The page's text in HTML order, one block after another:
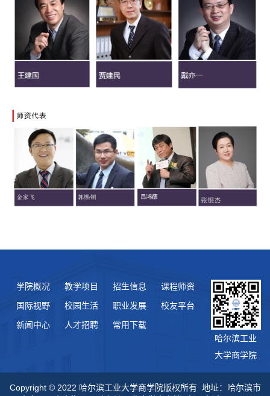
学院概况 教学项目 招生信息
课程师资
国际视野
校园生活 职业发展
校友平台
新闻中心
人才招聘
常用下载
哈尔滨工业
大学商学院
Copyright © 2022 哈尔滨工业大学商学院版权所有 地址：哈尔滨市